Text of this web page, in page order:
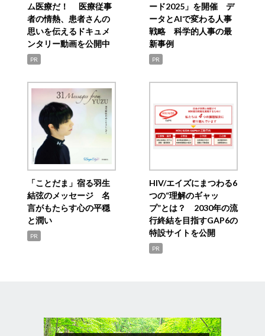
ム医療だ！ 医療従事
者の情熱、患者さんの
思いを伝えるドキュメ
ンタリー動画を公開中
PR
ード2025」を開催 デ
ータとAIで変わる人事
戦略 科学的人事の最
新事例
PR
「ことだま」宿る羽生
結弦のメッセージ 名
言がもたらす心の平穏
と潤い
PR
HIV/エイズにまつわる6
つの“理解のギャッ
プ”とは？ 2030年の流
行終結を目指すGAP6の
特設サイトを公開
PR